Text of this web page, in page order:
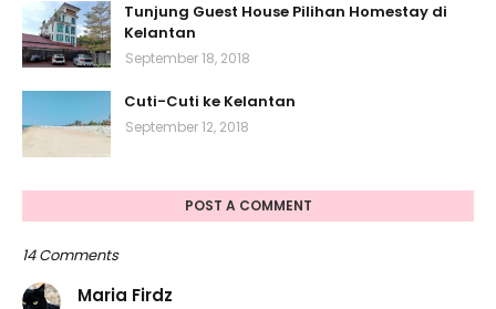
Tunjung Guest House Pilihan Homestay di
Kelantan
September 18, 2018
Cuti-Cuti ke Kelantan
September 12, 2018
POST A COMMENT
14 Comments
Maria Firdz